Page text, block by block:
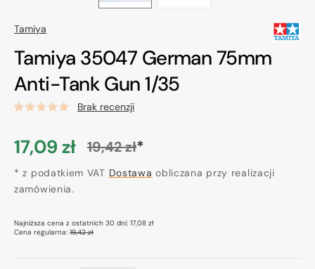
Tamiya
Tamiya 35047 German 75mm
Anti-Tank Gun 1/35
Brak recenzji
Cena
promocyjna
17,09 zł
Cena
regularna
19,42 zł*
* z podatkiem VAT Dostawa obliczana przy realizacji
zamówienia.
Najniższa cena z ostatnich 30 dni: 17,08 zł
Cena regularna: 19,42 zł